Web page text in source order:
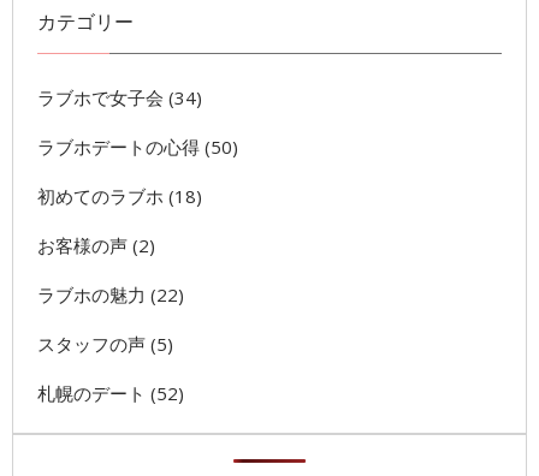
カテゴリー
ラブホで女子会 (34)
ラブホデートの心得 (50)
初めてのラブホ (18)
お客様の声 (2)
ラブホの魅力 (22)
スタッフの声 (5)
札幌のデート (52)